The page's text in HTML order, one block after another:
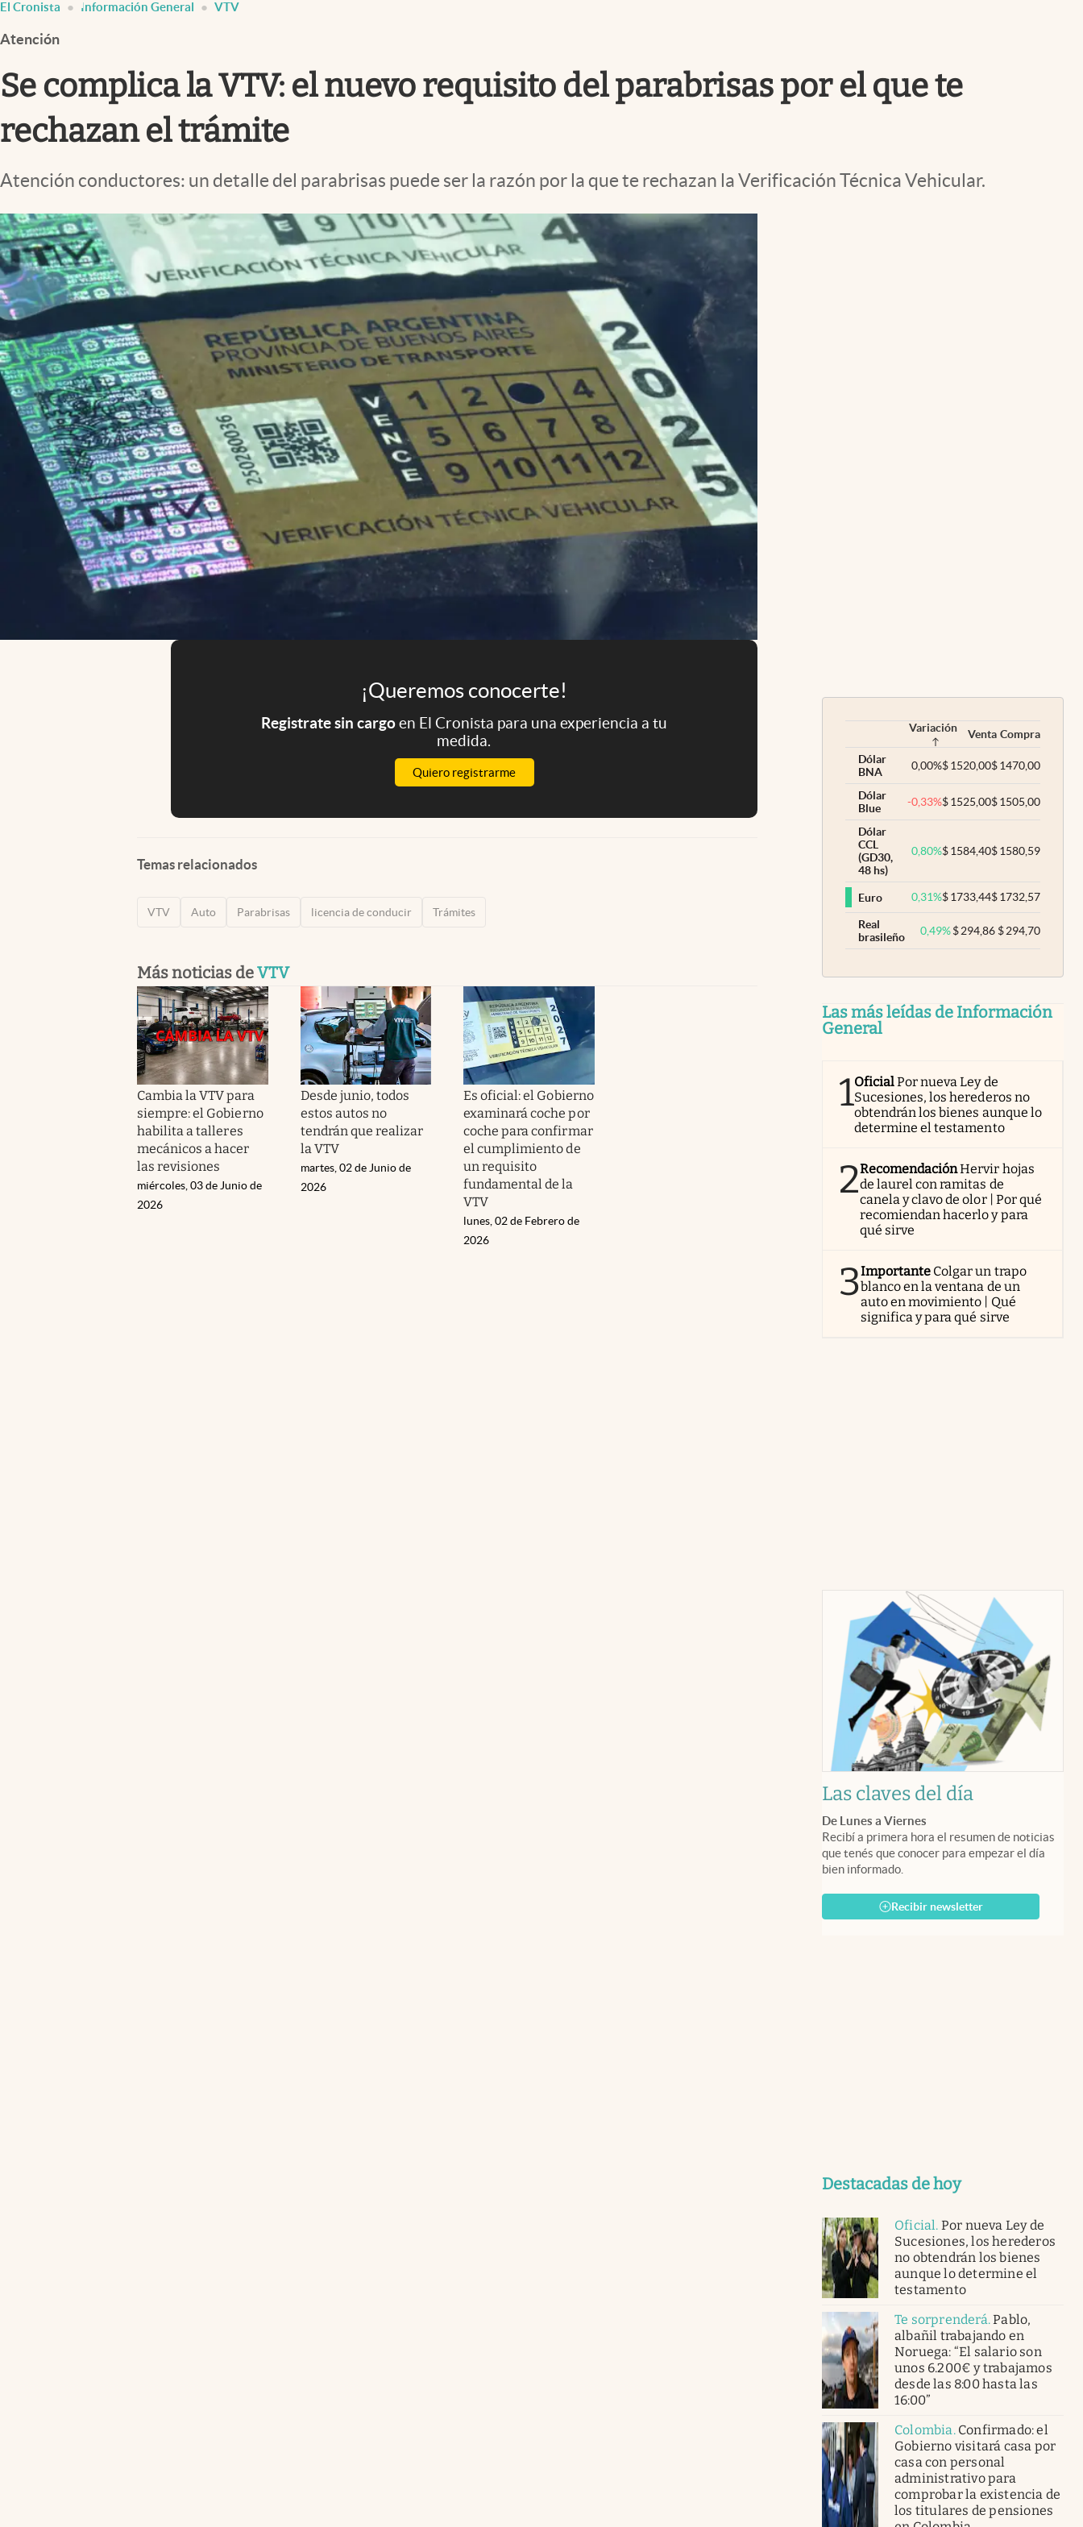
Infotechnology
Clase
Clima
Mundial 2026
Eventos Corporativos
abre en nueva pestaña
El Cronista Información General VTV
Atención
Se complica la VTV: el nuevo requisito del parabrisas por el que te
rechazan el trámite
Atención conductores: un detalle del parabrisas puede ser la razón por la que te rechazan la Verificación Técnica Vehicular.
¡Queremos conocerte!
Registrate sin cargoen El Cronista para una experiencia a tu
medida.
Quiero registrarme
Temas relacionados
VTV Auto Parabrisas licencia de conducir Trámites
Más noticias deVTV
Cambia la VTV para
siempre: el Gobierno
habilita a talleres
mecánicos a hacer
las revisiones
miércoles, 03 de Junio de
2026
Desde junio, todos
estos autos no
tendrán que realizar
la VTV
martes, 02 de Junio de
2026
Es oficial: el Gobierno
examinará coche por
coche para confirmar
el cumplimiento de
un requisito
fundamental de la
VTV
lunes, 02 de Febrero de
2026
Variación Venta Compra
Dólar
BNA
0,00%$1520,00$1470,00
Dólar
Blue
-0,33%$1525,00$1505,00
Dólar
CCL
(GD30,
48 hs)
0,80%$1584,40$1580,59
Euro 0,31%$1733,44$1732,57
Real
brasileño
0,49% $294,86 $294,70
Las más leídas de Información
General
1OficialPor nueva Ley de
Sucesiones, los herederos no
obtendrán los bienes aunque lo
determine el testamento
2RecomendaciónHervir hojas
de laurel con ramitas de
canela y clavo de olor | Por qué
recomiendan hacerlo y para
qué sirve
3Importante Colgar un trapo
blanco en la ventana de un
auto en movimiento | Qué
significa y para qué sirve
Las claves del día
De Lunes a Viernes
Recibí a primera hora el resumen de noticias
que tenés que conocer para empezar el día
bien informado.
Recibir newsletter
Destacadas de hoy
Oficial. Por nueva Ley de
Sucesiones, los herederos
no obtendrán los bienes
aunque lo determine el
testamento
Te sorprenderá.Pablo,
albañil trabajando en
Noruega: “El salario son
unos 6.200€ y trabajamos
desde las 8:00 hasta las
16:00”
Colombia. Confirmado: el
Gobierno visitará casa por
casa con personal
administrativo para
comprobar la existencia de
los titulares de pensiones